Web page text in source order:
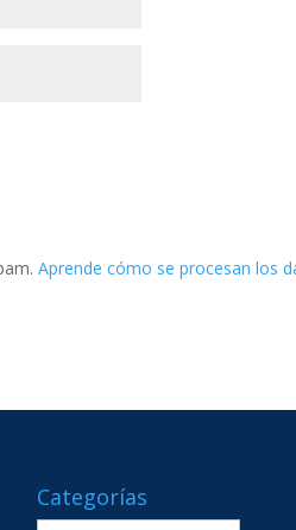
Aprende cómo se procesan los
Categorías